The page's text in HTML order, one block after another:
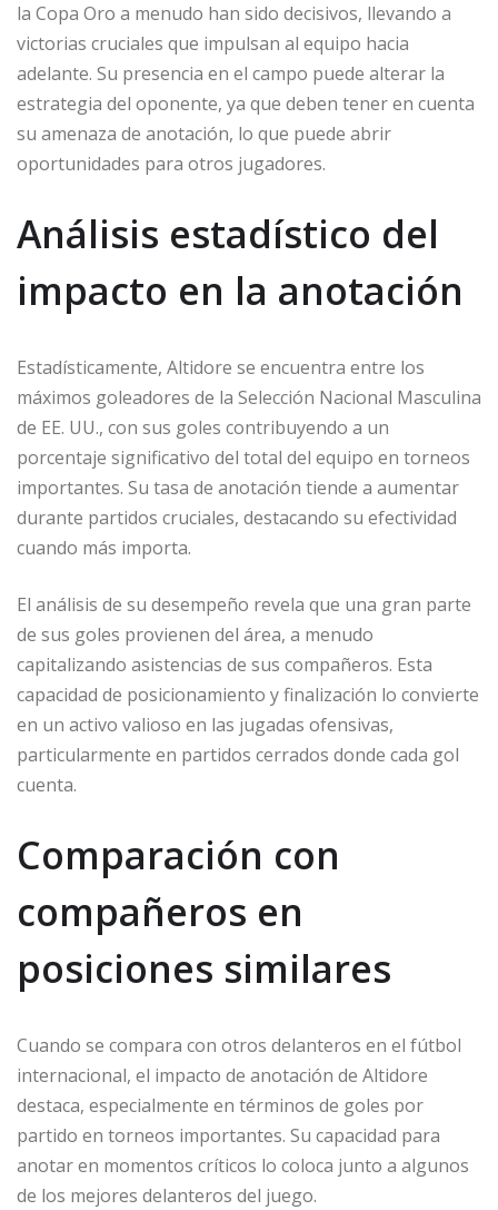
la Copa Oro a menudo han sido decisivos, llevando a
victorias cruciales que impulsan al equipo hacia
adelante. Su presencia en el campo puede alterar la
estrategia del oponente, ya que deben tener en cuenta
su amenaza de anotación, lo que puede abrir
oportunidades para otros jugadores.
Análisis estadístico del
impacto en la anotación
Estadísticamente, Altidore se encuentra entre los
máximos goleadores de la Selección Nacional Masculina
de EE. UU., con sus goles contribuyendo a un
porcentaje significativo del total del equipo en torneos
importantes. Su tasa de anotación tiende a aumentar
durante partidos cruciales, destacando su efectividad
cuando más importa.
El análisis de su desempeño revela que una gran parte
de sus goles provienen del área, a menudo
capitalizando asistencias de sus compañeros. Esta
capacidad de posicionamiento y finalización lo convierte
en un activo valioso en las jugadas ofensivas,
particularmente en partidos cerrados donde cada gol
cuenta.
Comparación con
compañeros en
posiciones similares
Cuando se compara con otros delanteros en el fútbol
internacional, el impacto de anotación de Altidore
destaca, especialmente en términos de goles por
partido en torneos importantes. Su capacidad para
anotar en momentos críticos lo coloca junto a algunos
de los mejores delanteros del juego.